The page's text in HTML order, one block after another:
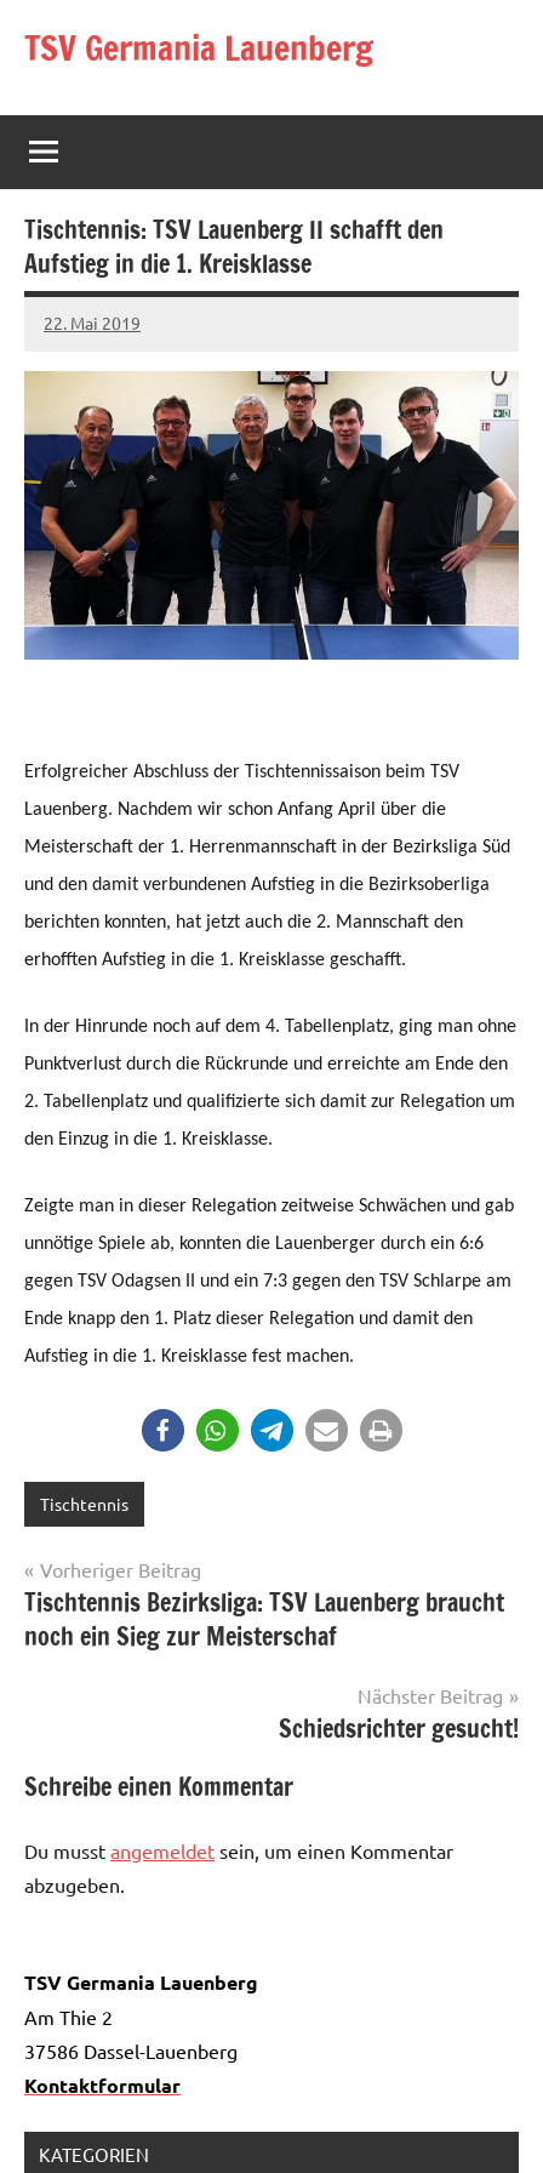
InhaltTSV Germania Lauenberg
Tischtennis: TSV Lauenberg II schafft den
Aufstieg in die 1. Kreisklasse
22. Mai 2019
Jens
Keine
Kommentare
Erfolgreicher Abschluss der Tischtennissaison beim TSV
Lauenberg. Nachdem wir schon Anfang April über die
Meisterschaft der 1. Herrenmannschaft in der Bezirksliga Süd
und den damit verbundenen Aufstieg in die Bezirksoberliga
berichten konnten, hat jetzt auch die 2. Mannschaft den
erhofften Aufstieg in die 1. Kreisklasse geschafft.
In der Hinrunde noch auf dem 4. Tabellenplatz, ging man ohne
Punktverlust durch die Rückrunde und erreichte am Ende den
2. Tabellenplatz und qualifizierte sich damit zur Relegation um
den Einzug in die 1. Kreisklasse.
Zeigte man in dieser Relegation zeitweise Schwächen und gab
unnötige Spiele ab, konnten die Lauenberger durch ein 6:6
gegen TSV Odagsen II und ein 7:3 gegen den TSV Schlarpe am
Ende knapp den 1. Platz dieser Relegation und damit den
Aufstieg in die 1. Kreisklasse fest machen.
Tischtennis
Beitragsnavigation
Vorheriger Beitrag
Tischtennis Bezirksliga: TSV Lauenberg braucht
noch ein Sieg zur Meisterschaf
Nächster Beitrag
Schiedsrichter gesucht!
Schreibe einen Kommentar
Du musst angemeldet sein, um einen Kommentar
abzugeben.
TSV Germania Lauenberg
Am Thie 2
37586 Dassel-Lauenberg
Kontaktformular
KATEGORIEN